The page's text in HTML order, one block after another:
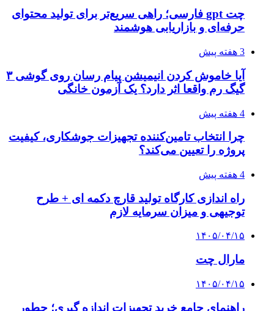
چت gpt فارسی؛ راهی سریع‌تر برای تولید محتوای
حرفه‌ای و بازاریابی هوشمند
3 هفته پیش
آیا خاموش کردن انیمیشن پیام رسان روی گوشی ۳
گیگ رم واقعا اثر دارد؟ یک آزمون خانگی
4 هفته پیش
چرا انتخاب تامین‌کننده تجهیزات جوشکاری، کیفیت
پروژه را تعیین می‌کند؟
4 هفته پیش
راه اندازی کارگاه تولید قارچ دکمه ای + طرح
توجیهی و میزان سرمایه لازم
۱۴۰۵/۰۴/۱۵
مارال چت
۱۴۰۵/۰۴/۱۵
راهنمای جامع خرید تجهیزات اندازه گیری؛ چطور